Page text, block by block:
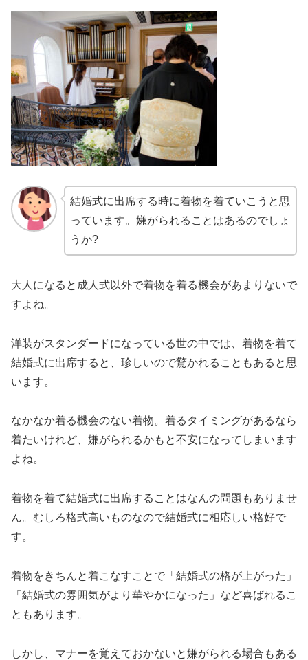
結婚式に出席する時に着物を着ていこうと思
っています。嫌がられることはあるのでしょ
うか?
大人になると成人式以外で着物を着る機会があまりないで
すよね。
洋装がスタンダードになっている世の中では、着物を着て
結婚式に出席すると、珍しいので驚かれることもあると思
います。
なかなか着る機会のない着物。着るタイミングがあるなら
着たいけれど、嫌がられるかもと不安になってしまいます
よね。
着物を着て結婚式に出席することはなんの問題もありませ
ん。むしろ格式高いものなので結婚式に相応しい格好で
す。
着物をきちんと着こなすことで「結婚式の格が上がった」
「結婚式の雰囲気がより華やかになった」など喜ばれるこ
ともあります。
しかし、マナーを覚えておかないと嫌がられる場合もある